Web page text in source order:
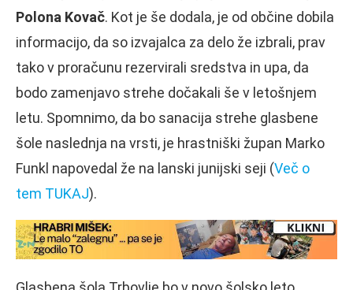
Polona Kovač. Kot je še dodala, je od občine dobila
informacijo, da so izvajalca za delo že izbrali, prav
tako v proračunu rezervirali sredstva in upa, da
bodo zamenjavo strehe dočakali še v letošnjem
letu. Spomnimo, da bo sanacija strehe glasbene
šole naslednja na vrsti, je hrastniški župan Marko
Funkl napovedal že na lanski junijski seji (Več o
tem TUKAJ).